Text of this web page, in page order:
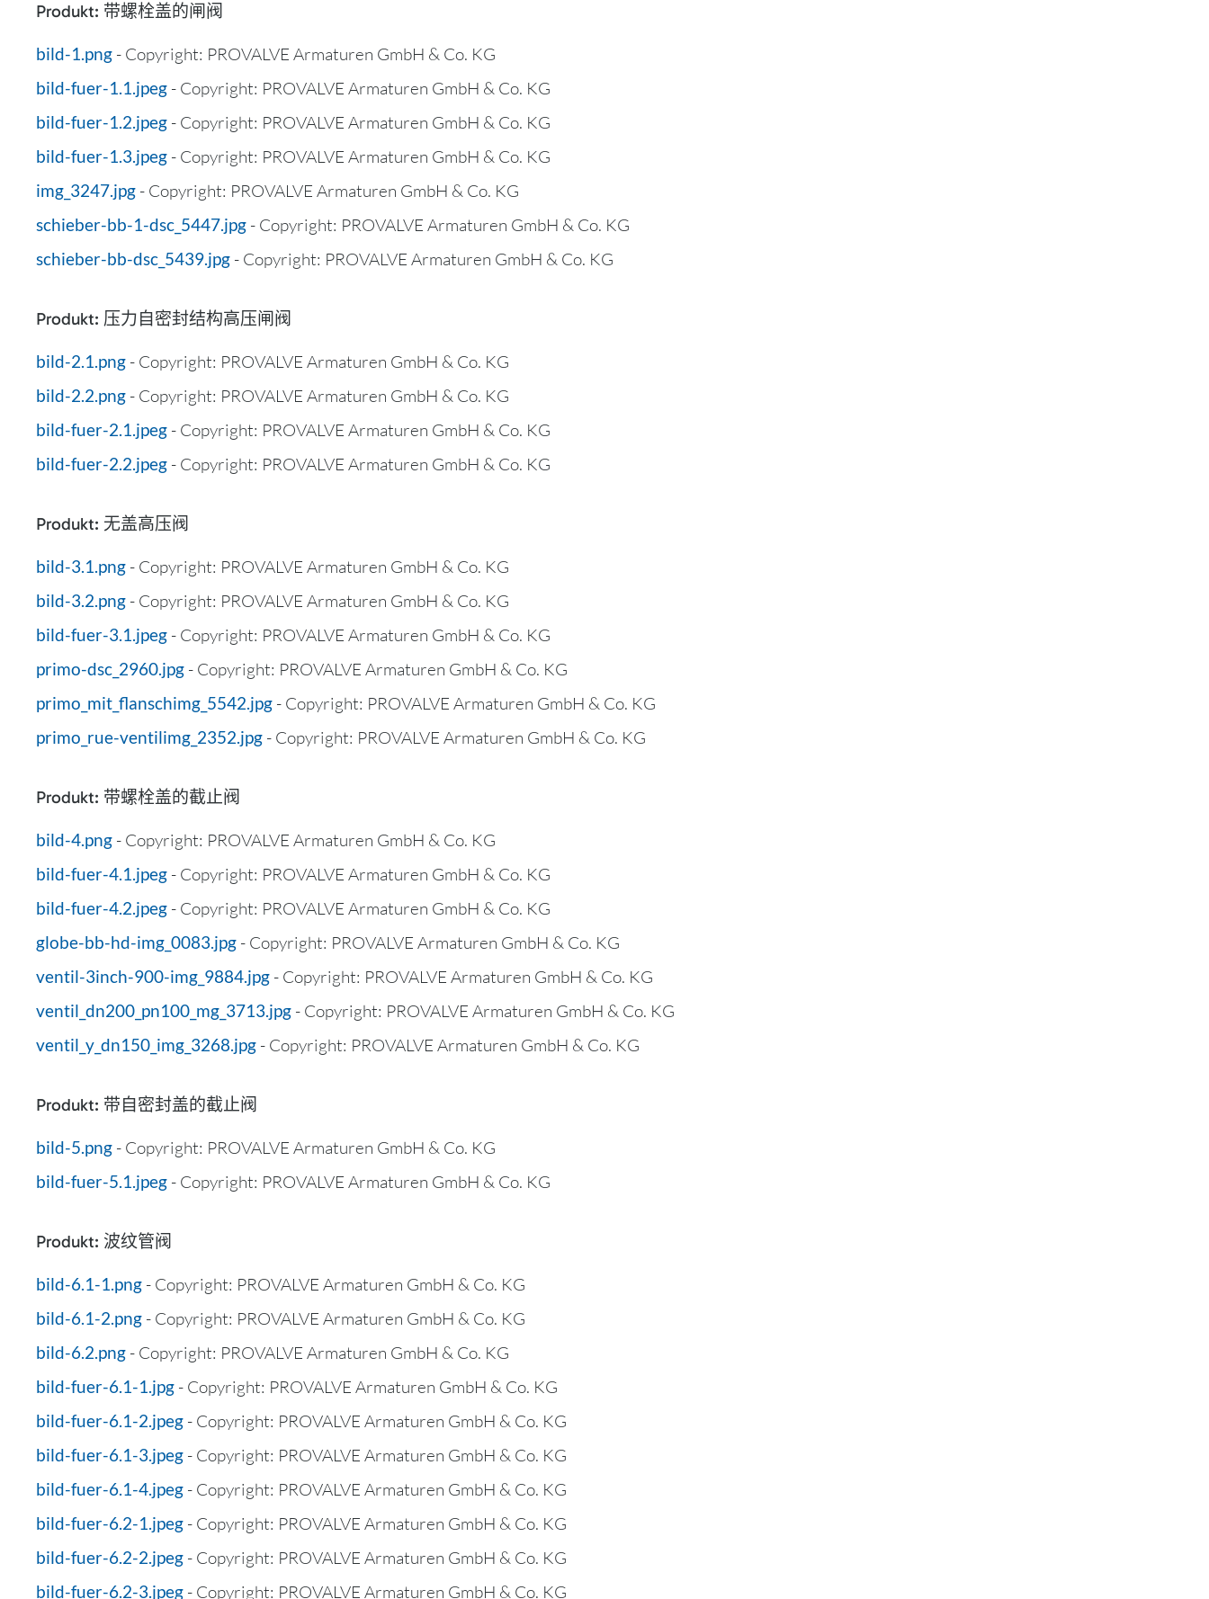
Produkt: 带螺栓盖的闸阀
bild-1.png - Copyright: PROVALVE Armaturen GmbH & Co. KG
bild-fuer-1.1.jpeg - Copyright: PROVALVE Armaturen GmbH & Co. KG
bild-fuer-1.2.jpeg - Copyright: PROVALVE Armaturen GmbH & Co. KG
bild-fuer-1.3.jpeg - Copyright: PROVALVE Armaturen GmbH & Co. KG
img_3247.jpg - Copyright: PROVALVE Armaturen GmbH & Co. KG
schieber-bb-1-dsc_5447.jpg - Copyright: PROVALVE Armaturen GmbH & Co. KG
schieber-bb-dsc_5439.jpg - Copyright: PROVALVE Armaturen GmbH & Co. KG
Produkt: 压力自密封结构高压闸阀
bild-2.1.png - Copyright: PROVALVE Armaturen GmbH & Co. KG
bild-2.2.png - Copyright: PROVALVE Armaturen GmbH & Co. KG
bild-fuer-2.1.jpeg - Copyright: PROVALVE Armaturen GmbH & Co. KG
bild-fuer-2.2.jpeg - Copyright: PROVALVE Armaturen GmbH & Co. KG
Produkt: 无盖高压阀
bild-3.1.png - Copyright: PROVALVE Armaturen GmbH & Co. KG
bild-3.2.png - Copyright: PROVALVE Armaturen GmbH & Co. KG
bild-fuer-3.1.jpeg - Copyright: PROVALVE Armaturen GmbH & Co. KG
primo-dsc_2960.jpg - Copyright: PROVALVE Armaturen GmbH & Co. KG
primo_mit_flanschimg_5542.jpg - Copyright: PROVALVE Armaturen GmbH & Co. KG
primo_rue-ventilimg_2352.jpg - Copyright: PROVALVE Armaturen GmbH & Co. KG
Produkt: 带螺栓盖的截止阀
bild-4.png - Copyright: PROVALVE Armaturen GmbH & Co. KG
bild-fuer-4.1.jpeg - Copyright: PROVALVE Armaturen GmbH & Co. KG
bild-fuer-4.2.jpeg - Copyright: PROVALVE Armaturen GmbH & Co. KG
globe-bb-hd-img_0083.jpg - Copyright: PROVALVE Armaturen GmbH & Co. KG
ventil-3inch-900-img_9884.jpg - Copyright: PROVALVE Armaturen GmbH & Co. KG
ventil_dn200_pn100_mg_3713.jpg - Copyright: PROVALVE Armaturen GmbH & Co. KG
ventil_y_dn150_img_3268.jpg - Copyright: PROVALVE Armaturen GmbH & Co. KG
Produkt: 带自密封盖的截止阀
bild-5.png - Copyright: PROVALVE Armaturen GmbH & Co. KG
bild-fuer-5.1.jpeg - Copyright: PROVALVE Armaturen GmbH & Co. KG
Produkt: 波纹管阀
bild-6.1-1.png - Copyright: PROVALVE Armaturen GmbH & Co. KG
bild-6.1-2.png - Copyright: PROVALVE Armaturen GmbH & Co. KG
bild-6.2.png - Copyright: PROVALVE Armaturen GmbH & Co. KG
bild-fuer-6.1-1.jpg - Copyright: PROVALVE Armaturen GmbH & Co. KG
bild-fuer-6.1-2.jpeg - Copyright: PROVALVE Armaturen GmbH & Co. KG
bild-fuer-6.1-3.jpeg - Copyright: PROVALVE Armaturen GmbH & Co. KG
bild-fuer-6.1-4.jpeg - Copyright: PROVALVE Armaturen GmbH & Co. KG
bild-fuer-6.2-1.jpeg - Copyright: PROVALVE Armaturen GmbH & Co. KG
bild-fuer-6.2-2.jpeg - Copyright: PROVALVE Armaturen GmbH & Co. KG
bild-fuer-6.2-3.jpeg - Copyright: PROVALVE Armaturen GmbH & Co. KG